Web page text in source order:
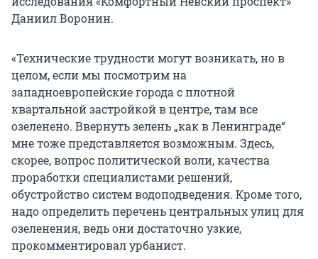
Даниил Воронин.
«Технические трудности могут возникать, но в
целом, если мы посмотрим на
западноевропейские города с плотной
квартальной застройкой в центре, там все
озеленено. Ввернуть зелень „как в Ленинграде“
мне тоже представляется возможным. Здесь,
скорее, вопрос политической воли, качества
проработки специалистами решений,
обустройство систем водоподведения. Кроме того,
надо определить перечень центральных улиц для
озеленения, ведь они достаточно узкие,
прокомментировал урбанист.